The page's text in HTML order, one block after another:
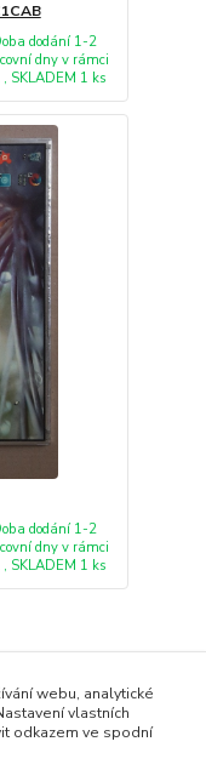
dodání 1-2
dny v rámci
, SKLADEM 1 ks
dodání 1-2
dny v rámci
, SKLADEM 1 ks
webu, analytické
vlastních
odkazem ve spodní